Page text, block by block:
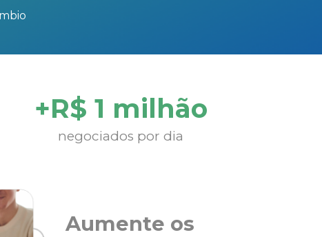
+R$ 1 milhão
negociados por dia
Aumente os